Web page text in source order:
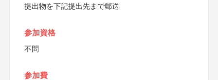
提出物を下記提出先まで郵送
参加資格
不問
参加費